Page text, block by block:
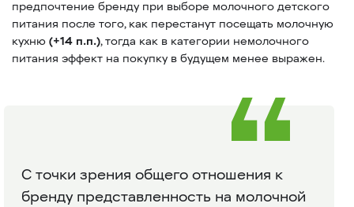
предпочтение бренду при выборе молочного детского
питания после того, как перестанут посещать молочную
кухню (+14 п.п.), тогда как в категории немолочного
питания эффект на покупку в будущем менее выражен.
С точки зрения общего отношения к
бренду представленность на молочной